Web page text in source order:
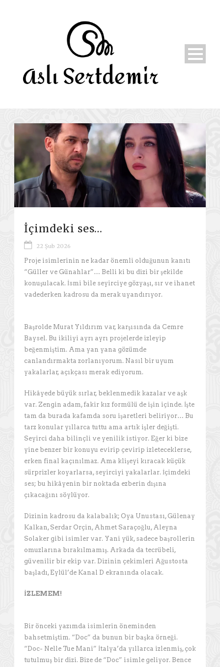
İçimdeki ses…
22 Şub 2026
Proje isimlerinin ne kadar önemli olduğunun kanıtı
“Güller ve Günahlar”… Belli ki bu dizi bir şekilde
konuşulacak. İsmi bile seyirciye gözyaşı, sır ve ihanet
vadederken kadrosu da merak uyandırıyor.
Başrolde Murat Yıldırım var, karşısında da Cemre
Baysel. Bu ikiliyi ayrı ayrı projelerde izleyip
beğenmiştim. Ama yan yana gözümde
canlandırmakta zorlanıyorum. Nasıl bir uyum
yakalarlar, açıkçası merak ediyorum.
Hikâyede büyük sırlar, beklenmedik kazalar ve aşk
var. Zengin adam, fakir kız formülü de işin içinde. İşte
tam da burada kafamda soru işaretleri beliriyor… Bu
tarz konular yıllarca tuttu ama artık işler değişti.
Seyirci daha bilinçli ve yenilik istiyor. Eğer ki bize
yine benzer bir konuyu evirip çevirip izleteceklerse,
erken final kaçınılmaz. Ama klişeyi kıracak küçük
sürprizler koyarlarsa, seyirciyi yakalarlar. İçimdeki
ses; bu hikâyenin bir noktada ezberin dışına
çıkacağını söylüyor.
Dizinin kadrosu da kalabalık; Oya Unustası, Gülenay
Kalkan, Serdar Orçin, Ahmet Saraçoğlu, Aleyna
Solaker gibi isimler var. Yani yük, sadece başrollerin
omuzlarına bırakılmamış. Arkada da tecrübeli,
güvenilir bir ekip var. Dizinin çekimleri Ağustosta
başladı, Eylül’de Kanal D ekranında olacak.
İZLEMEM!
Bir önceki yazımda isimlerin öneminden
bahsetmiştim. “Doc” da bunun bir başka örneği.
“Doc- Nelle Tue Mani” İtalya’da yıllarca izlenmiş, çok
tutulmuş bir dizi. Bize de “Doc” isimle geliyor. Bence